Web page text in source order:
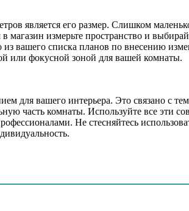
является его размер. Слишком
магазин измерьте пространство и
вашего списка планов по внесению
или фокусной зоной для вашей комнаты.
для вашего интерьера. Это связано с тем
часть комнаты. Используйте все эти
Не стесняйтесь